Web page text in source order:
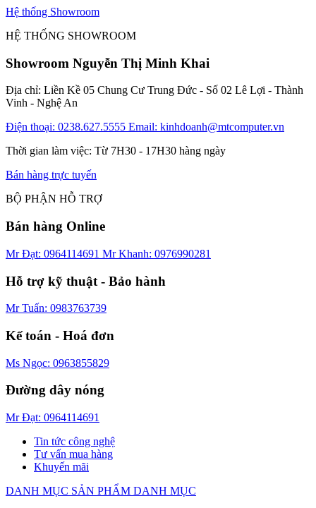
Hệ thống Showroom
HỆ THỐNG SHOWROOM
Showroom Nguyễn Thị Minh Khai
Địa chỉ: Liền Kề 05 Chung Cư Trung Đức - Số 02 Lê Lợi - Thành
Vinh - Nghệ An
Điện thoại: 0238.627.5555 Email: kinhdoanh@mtcomputer.vn
Thời gian làm việc: Từ 7H30 - 17H30 hàng ngày
Bán hàng trực tuyến
BỘ PHẬN HỖ TRỢ
Bán hàng Online
Mr Đạt: 0964114691 Mr Khanh: 0976990281
Hỗ trợ kỹ thuật - Bảo hành
Mr Tuấn: 0983763739
Kế toán - Hoá đơn
Ms Ngọc: 0963855829
Đường dây nóng
Mr Đạt: 0964114691
Tin tức công nghệ
Tư vấn mua hàng
Khuyến mãi
DANH MỤC SẢN PHẨM DANH MỤC